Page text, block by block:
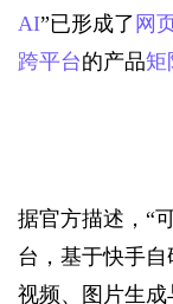
AI”已形成了 网
跨平台的产品矩
据官方描述，“
台，基于快手自
视频、图片生成